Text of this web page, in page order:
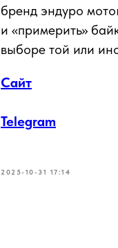
бренд эндуро
и «примерить»
выборе той или
Сайт
Telegram
2025-10-31 17:14